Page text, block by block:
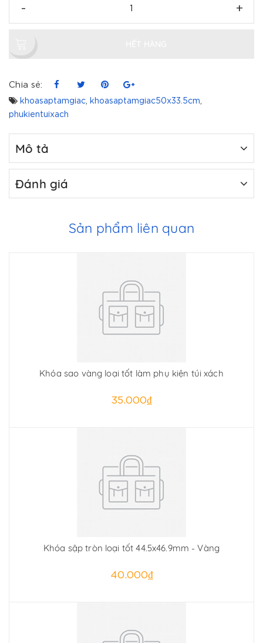
- +
Chia sẻ:
khoasaptamgiac khoasaptamgiac50x33.5cm
phukientuixach
Mô tả
Đánh giá
Sản phẩm liên quan
Khóa sao vàng loại tốt làm phụ kiện túi xách
35.000₫
Khóa sập tròn loại tốt 44.5x46.9mm - Vàng
40.000₫